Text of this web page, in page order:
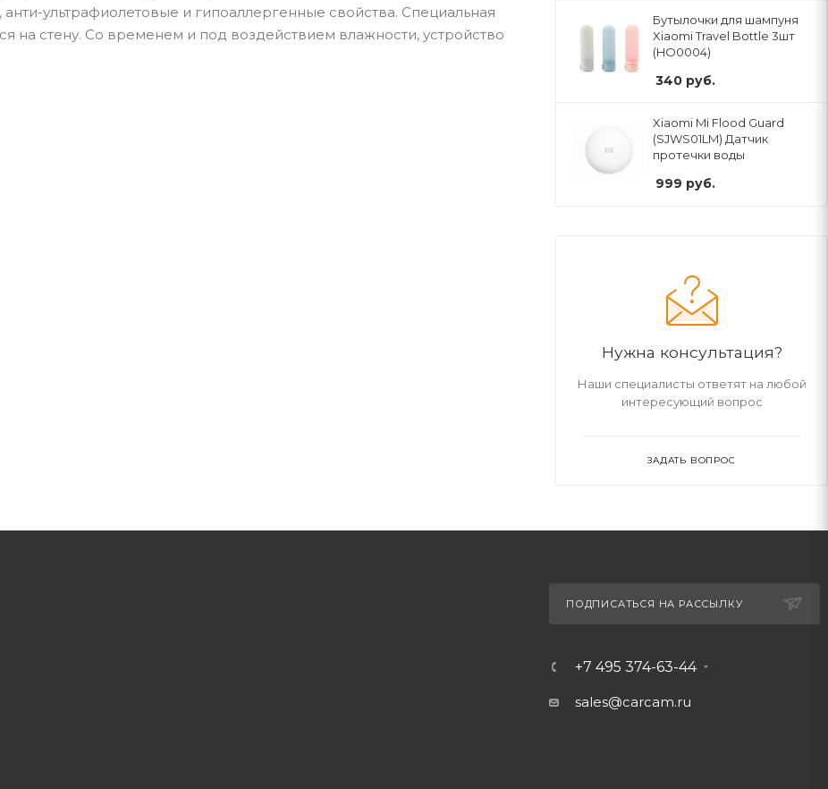
ультрафиолетовые и гипоаллергенные свойства. Специальная
на стену. Со временем и под воздействием влажности, устройство
Бутылочки для шампуня
Xiaomi Travel Bottle 3шт
(HO0004)
340 руб.
Xiaomi Mi Flood Guard
(SJWS01LM) Датчик
протечки воды
999 руб.
Нужна консультация?
Наши специалисты ответят на любой
интересующий вопрос
ЗАДАТЬ ВОПРОС
ПОДПИСАТЬСЯ НА РАССЫЛКУ
+7 495 374-63-44
sales@carcam.ru